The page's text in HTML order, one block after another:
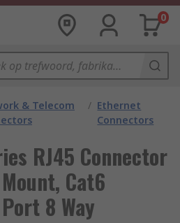
0
& Telecom
/ Ethernet
Connectors
RJ45 Connector
Cat6
8 Way